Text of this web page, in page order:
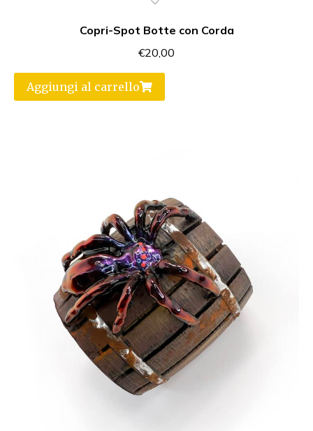
Copri-Spot Botte con Corda
€20,00
Aggiungi al carrello